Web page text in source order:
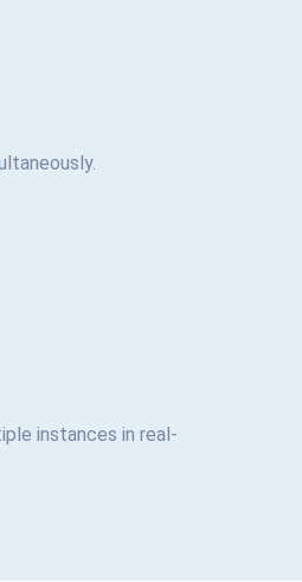
instances in real-